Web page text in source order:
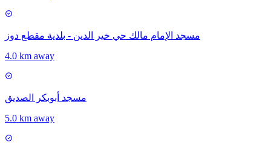
مسجد الإمام مالك حي خير الدين - بلدية مقطع دوز
4.0 km away
مسجد أبوبكر الصديق
5.0 km away